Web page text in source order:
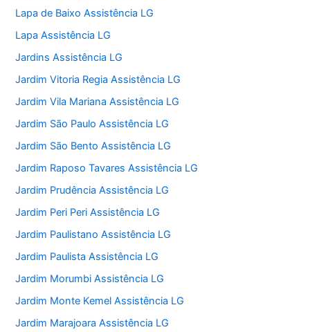
Lapa de Baixo Assistência LG
Lapa Assistência LG
Jardins Assistência LG
Jardim Vitoria Regia Assistência LG
Jardim Vila Mariana Assistência LG
Jardim São Paulo Assistência LG
Jardim São Bento Assistência LG
Jardim Raposo Tavares Assistência LG
Jardim Prudência Assistência LG
Jardim Peri Peri Assistência LG
Jardim Paulistano Assistência LG
Jardim Paulista Assistência LG
Jardim Morumbi Assistência LG
Jardim Monte Kemel Assistência LG
Jardim Marajoara Assistência LG